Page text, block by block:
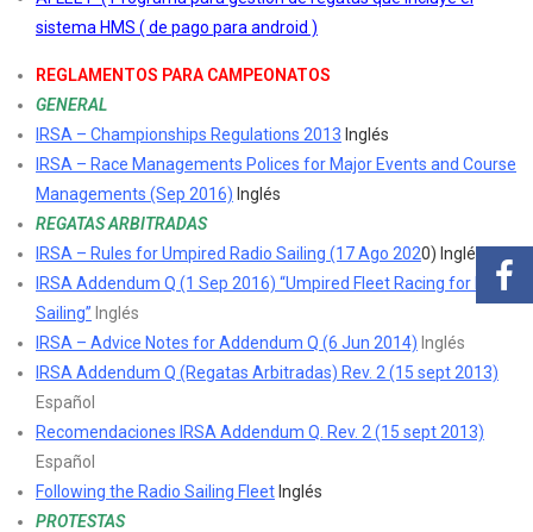
sistema HMS ( de pago para android )
REGLAMENTOS PARA CAMPEONATOS
GENERAL
IRSA – Championships Regulations 2013 Inglés
IRSA – Race Managements Polices for Major Events and Course
Managements (Sep 2016) Inglés
REGATAS ARBITRADAS
IRSA – Rules for Umpired Radio Sailing (17 Ago 2020) Inglés
IRSA Addendum Q (1 Sep 2016) “Umpired Fleet Racing for Radio
Sailing” Inglés
IRSA – Advice Notes for Addendum Q (6 Jun 2014) Inglés
IRSA Addendum Q (Regatas Arbitradas) Rev. 2 (15 sept 2013)
Español
Recomendaciones IRSA Addendum Q. Rev. 2 (15 sept 2013)
Español
Following the Radio Sailing Fleet Inglés
PROTESTAS